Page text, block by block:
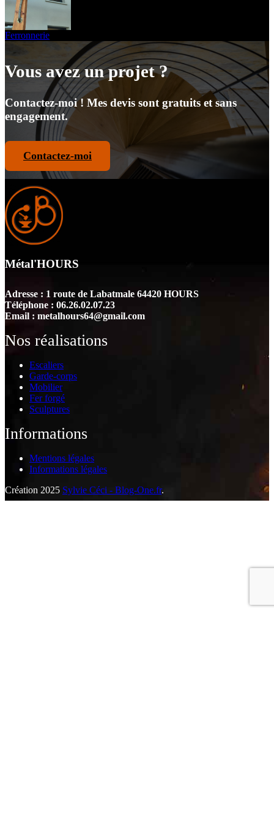
Ferronnerie
Vous avez un projet ?
Contactez-moi ! Mes devis sont gratuits et sans
engagement.
Contactez-moi
Métal'HOURS
Adresse : 1 route de Labatmale 64420 HOURS
Téléphone : 06.26.02.07.23
Email : metalhours64@gmail.com
Nos réalisations
Escaliers
Garde-corps
Mobilier
Fer forgé
Sculptures
Informations
Mentions légales
Informations légales
Création 2025 Sylvie Céci - Blog-One.fr.